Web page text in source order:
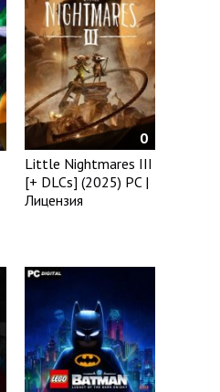
0
Little Nightmares III
[+ DLCs] (2025) PC |
Лицензия